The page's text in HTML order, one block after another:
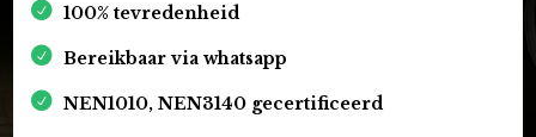
100% tevredenheid
Bereikbaar via whatsapp
NEN1010, NEN3140 gecertificeerd